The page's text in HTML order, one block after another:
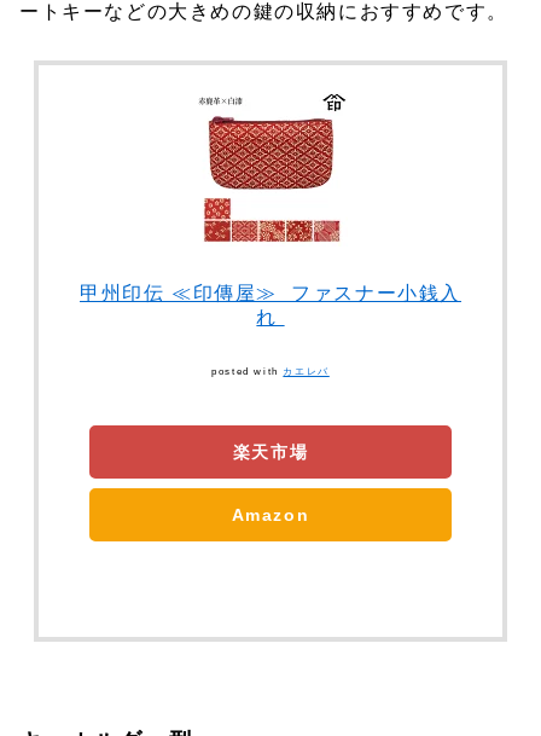
ートキーなどの大きめの鍵の収納におすすめです。
甲州印伝 ≪印傳屋≫ ファスナー小銭入
れ
posted with カエレバ
楽天市場
Amazon